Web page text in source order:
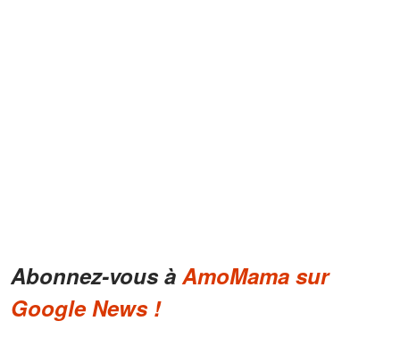
Abonnez-vous àAmoMama sur
Google News !